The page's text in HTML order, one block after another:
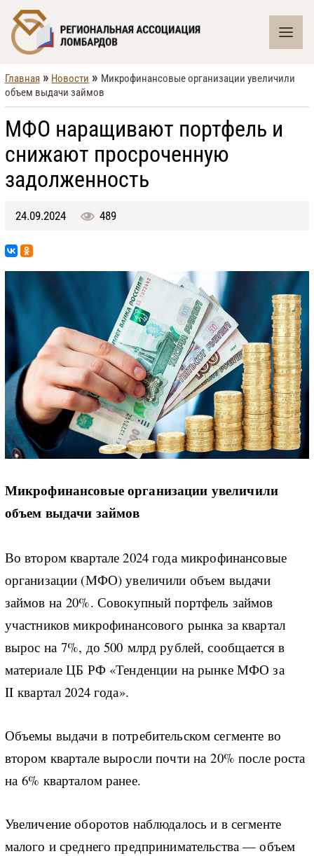
Главная » Новости » Микрофинансовые организации увеличили
объем выдачи займов
МФО наращивают портфель и
снижают просроченную
задолженность
24.09.2024 489
Микрофинансовые организации увеличили
объем выдачи займов
Во втором квартале 2024 года микрофинансовые
организации (МФО) увеличили объем выдачи
займов на 20%. Совокупный портфель займов
участников микрофинансового рынка за квартал
вырос на 7%, до 500 млрд рублей, сообщается в
материале ЦБ РФ «Тенденции на рынке МФО за
II квартал 2024 года».
Объемы выдачи в потребительском сегменте во
втором квартале выросли почти на 20% после роста
на 6% кварталом ранее.
Увеличение оборотов наблюдалось и в сегменте
малого и среднего предпринимательства — объем